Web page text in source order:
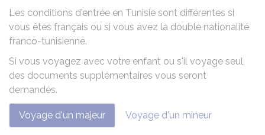
Les conditions d'entrée en Tunisie sont différentes si
vous êtes français ou si vous avez la double nationalité
franco-tunisienne.
Si vous voyagez avec votre enfant ou s'il voyage seul,
des documents supplémentaires vous seront
demandés.
Voyage d'un majeur Voyage d'un mineur